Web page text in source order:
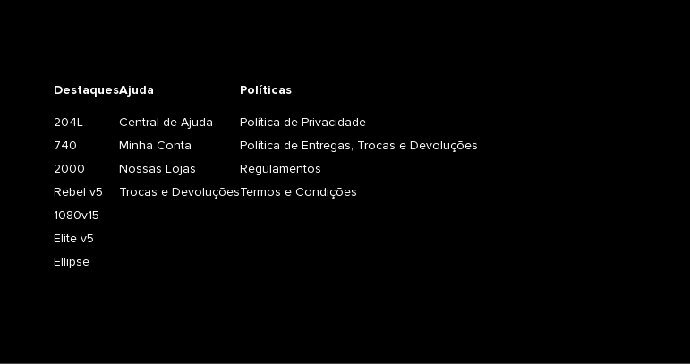
Destaques
204L
740
2000
Rebel v5
1080v15
Elite v5
Ellipse
Ajuda
Central de Ajuda
Minha Conta
Nossas Lojas
Trocas e Devoluções
Políticas
Política de Privacidade
Política de Entregas, Trocas e Devoluções
Regulamentos
Termos e Condições